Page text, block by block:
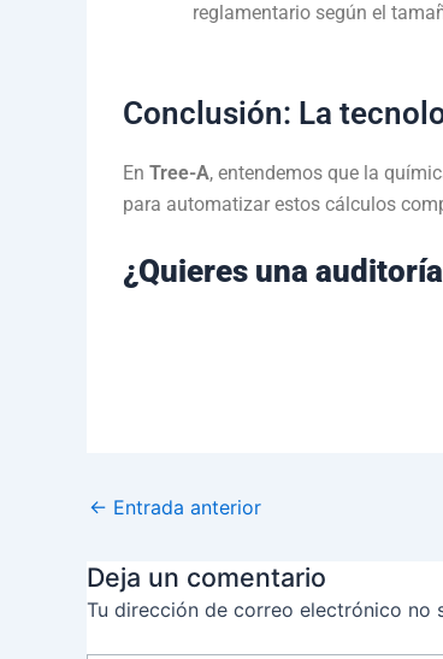
reglamentario según el
Conclusión: La
En Tree-A, entendemos que la
para automatizar estos cálculos
¿Quieres una
← Entrada anterior
Deja un comentario
Tu dirección de correo electrónico no